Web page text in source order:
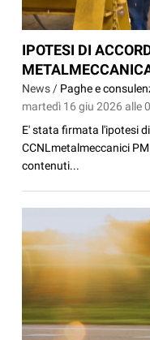
IPOTESI DI
News / Paghe e
martedì 16 giu 2026 alle
E' stata firmata l'ipotesi
CCNLmetalmeccanici
contenuti...